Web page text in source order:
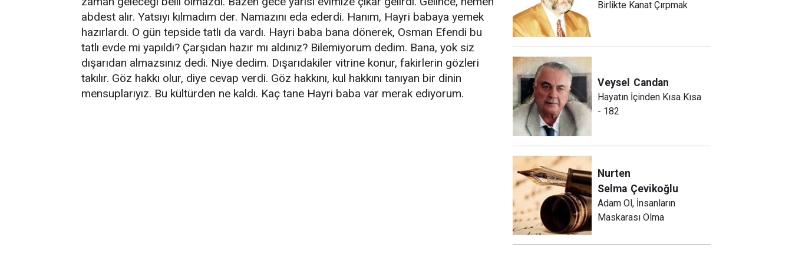
abdest alır. Yatsıyı kılmadım der. Namazını eda ederdi. Hanım, Hayri babaya yemek
hazırlardı. O gün tepside tatlı da vardı. Hayri baba bana dönerek, Osman Efendi bu
tatlı evde mi yapıldı? Çarşıdan hazır mı aldınız? Bilemiyorum dedim. Bana, yok siz
dışarıdan almazsınız dedi. Niye dedim. Dışarıdakiler vitrine konur, fakirlerin gözleri
takılır. Göz hakkı olur, diye cevap verdi. Göz hakkını, kul hakkını tanıyan bir dinin
mensuplarıyız. Bu kültürden ne kaldı. Kaç tane Hayri baba var merak ediyorum.
Birlikte Kanat Çırpmak
Veysel Candan
Hayatın İçinden Kısa Kısa
- 182
Nurten
Selma Çevikoğlu
Adam Ol, İnsanların
Maskarası Olma